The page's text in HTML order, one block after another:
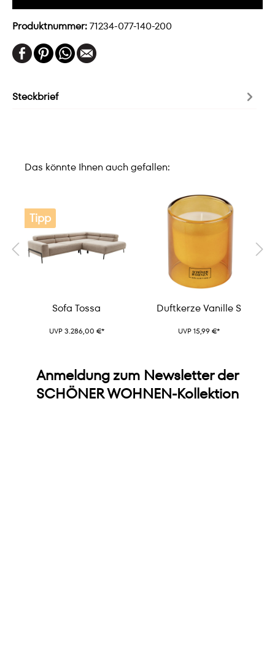
Produktnummer:71234-077-140-200
Steckbrief
Das könnte Ihnen auch gefallen:
Tipp
Sofa Tossa
UVP 3.286,00 €*
Duftkerze Vanille S
UVP 15,99 €*
Anmeldung zum Newsletter der
SCHÖNER WOHNEN-Kollektion